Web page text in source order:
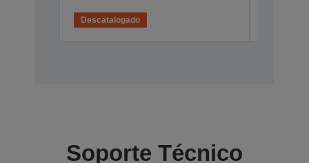
Descatalogado
Soporte Técnico